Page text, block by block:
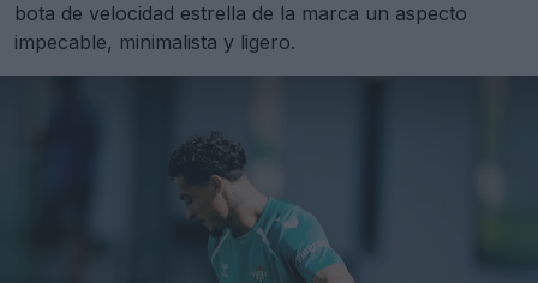
bota de velocidad estrella de la marca un aspecto
impecable, minimalista y ligero.